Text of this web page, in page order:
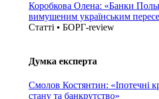
Коробкова Олена: «Банки
вимушеним українським
Статті • БОРГ-review
Думка експерта
Смолов Костянтин: «Іпотечні
стану та банкрутство»